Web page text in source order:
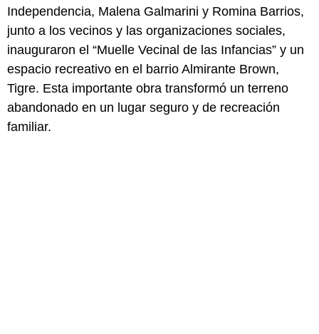
Independencia, Malena Galmarini y Romina Barrios,
junto a los vecinos y las organizaciones sociales,
inauguraron el “Muelle Vecinal de las Infancias” y un
espacio recreativo en el barrio Almirante Brown,
Tigre. Esta importante obra transformó un terreno
abandonado en un lugar seguro y de recreación
familiar.